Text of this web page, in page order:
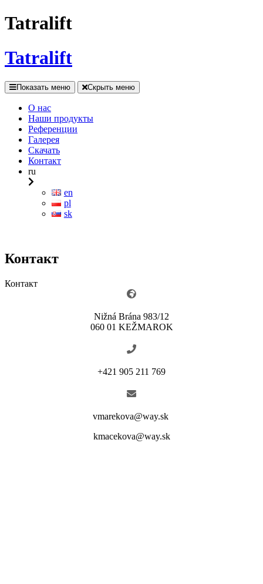
Tatralift
Tatralift
Показать меню Скрыть меню
О нас
Наши продукты
Референции
Галерея
Скачать
Контакт
ru
en
pl
sk
Контакт
Контакт
Nižná Brána 983/12
060 01 KEŽMAROK
+421 905 211 769
vmarekova@way.sk
kmacekova@way.sk